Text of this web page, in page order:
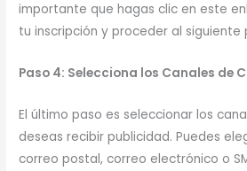
importante que hagas clic en este
tu inscripción y proceder al siguiente
Paso 4: Selecciona los Canales de
El último paso es seleccionar los
deseas recibir publicidad. Puedes
correo postal, correo electrónico o